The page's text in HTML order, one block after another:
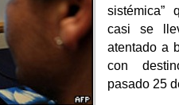
sistémica”
casi se
atentado a
con
pasado 25